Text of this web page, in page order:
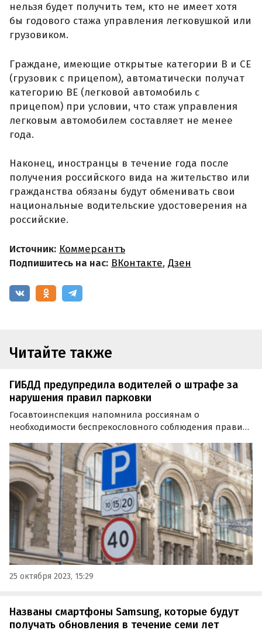
нельзя будет получить тем, кто не имеет хотя
бы годового стажа управления легковушкой или
грузовиком.
Граждане, имеющие открытые категории B и CE
(грузовик с прицепом), автоматически получат
категорию BE (легковой автомобиль с
прицепом) при условии, что стаж управления
легковым автомобилем составляет не менее
года.
Наконец, иностранцы в течение года после
получения российского вида на жительство или
гражданства обязаны будут обменивать свои
национальные водительские удостоверения на
российские.
Источник: Коммерсантъ
Подпишитесь на нас: ВКонтакте, Дзен
Читайте также
ГИБДД предупредила водителей о штрафе за
нарушения правил парковки
Госавтоинспекция напомнила россиянам о
необходимости беспрекословного соблюдения правил
дорожных знаков или разметки проезжей части,
запрещающих остановку или стоянку в тех или иных
местах, сообщает…
25 октября 2023, 15:29
Названы смартфоны Samsung, которые будут
получать обновления в течение семи лет